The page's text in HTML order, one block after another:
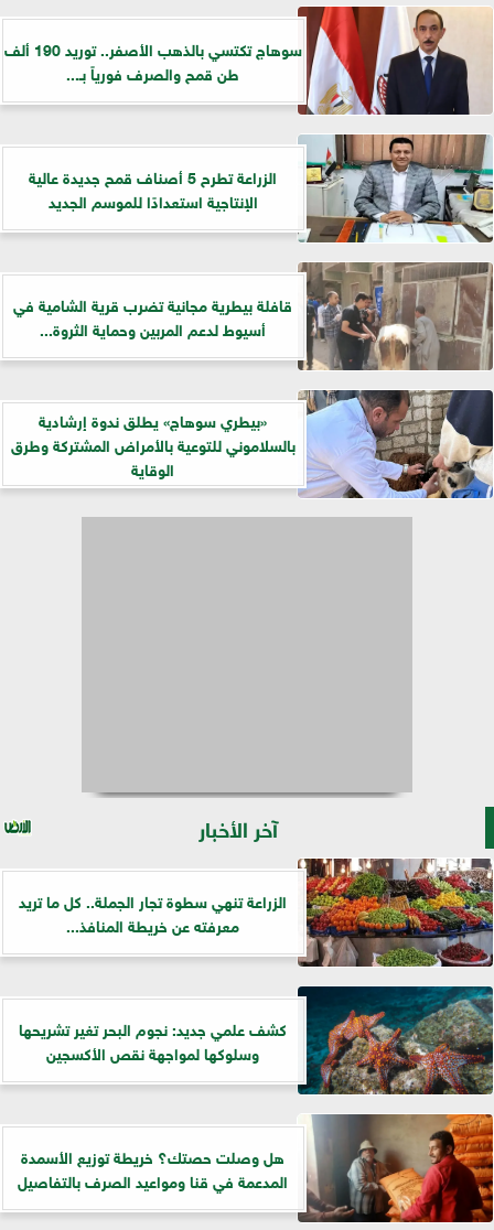
سوهاج تكتسي بالذهب الأصفر.. توريد 190 ألف
طن قمح والصرف فورياً بـ...
الزراعة تطرح 5 أصناف قمح جديدة عالية
الإنتاجية استعدادًا للموسم الجديد
قافلة بيطرية مجانية تضرب قرية الشامية في
أسيوط لدعم المربين وحماية الثروة...
«بيطري سوهاج» يطلق ندوة إرشادية
بالسلاموني للتوعية بالأمراض المشتركة وطرق
الوقاية
آخر الأخبار
الزراعة تنهي سطوة تجار الجملة.. كل ما تريد
معرفته عن خريطة المنافذ...
كشف علمي جديد: نجوم البحر تغير تشريحها
وسلوكها لمواجهة نقص الأكسجين
هل وصلت حصتك؟ خريطة توزيع الأسمدة
المدعمة في قنا ومواعيد الصرف بالتفاصيل